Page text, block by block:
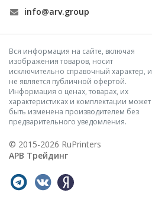
info@arv.group
Вся информация на сайте, включая
изображения товаров, носит
исключительно справочный характер, и
не является публичной офертой.
Информация о ценах, товарах, их
характеристиках и комплектации может
быть изменена производителем без
предварительного уведомления.
© 2015-2026 RuPrinters
АРВ Трейдинг